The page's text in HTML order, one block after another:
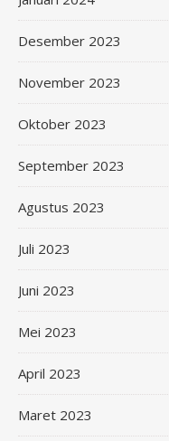
Desember 2023
November 2023
Oktober 2023
September 2023
Agustus 2023
Juli 2023
Juni 2023
Mei 2023
April 2023
Maret 2023